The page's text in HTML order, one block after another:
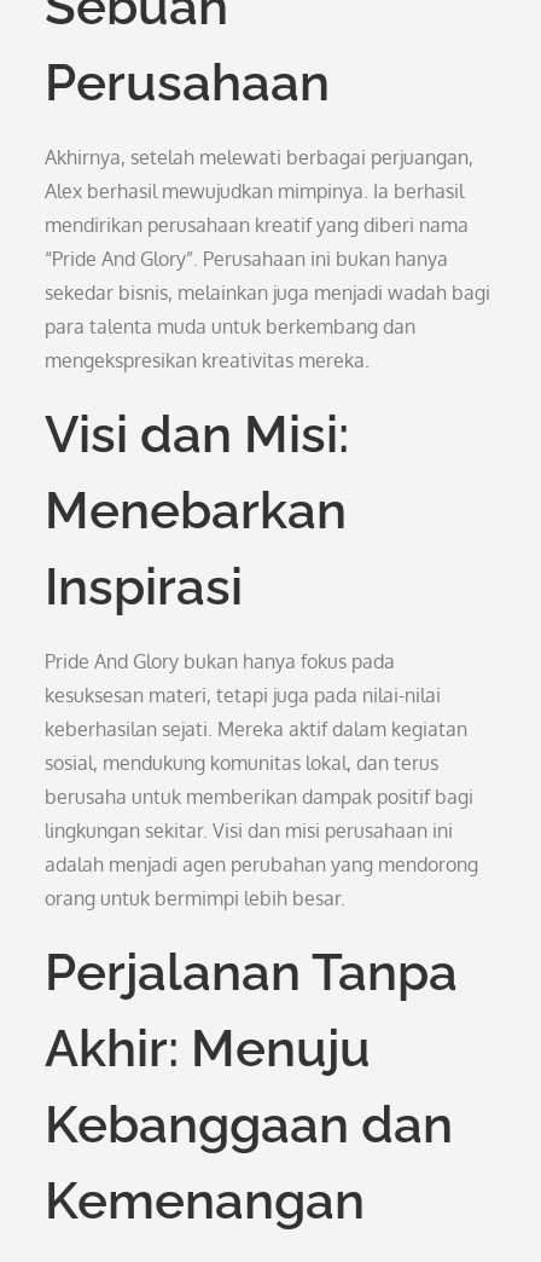
Perusahaan
Akhirnya, setelah melewati berbagai perjuangan,
Alex berhasil mewujudkan mimpinya. Ia berhasil
mendirikan perusahaan kreatif yang diberi nama
“Pride And Glory”. Perusahaan ini bukan hanya
sekedar bisnis, melainkan juga menjadi wadah bagi
para talenta muda untuk berkembang dan
mengekspresikan kreativitas mereka.
Visi dan Misi:
Menebarkan
Inspirasi
Pride And Glory bukan hanya fokus pada
kesuksesan materi, tetapi juga pada nilai-nilai
keberhasilan sejati. Mereka aktif dalam kegiatan
sosial, mendukung komunitas lokal, dan terus
berusaha untuk memberikan dampak positif bagi
lingkungan sekitar. Visi dan misi perusahaan ini
adalah menjadi agen perubahan yang mendorong
orang untuk bermimpi lebih besar.
Perjalanan Tanpa
Akhir: Menuju
Kebanggaan dan
Kemenangan